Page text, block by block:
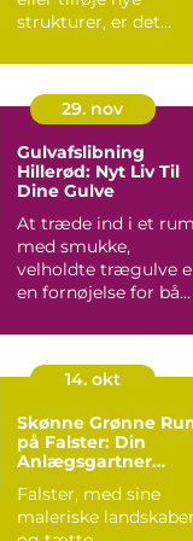
strukturer, er det
29. nov
Gulvafslibning
Hillerød: Nyt Liv Til
Dine Gulve
At træde ind i et rum
med smukke,
velholdte trægulve
en fornøjelse for bå...
14. okt
Skønne Grønne
på Falster: Din
Anlægsgartner
Falster, med sine
maleriske landskaber